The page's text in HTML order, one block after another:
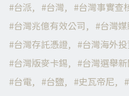
台派
台灣 台灣事實查
台灣兆億有效公司
台灣
台灣存託憑證
台灣海外
台灣版麥卡錫
台灣選舉
台電
台鹽 史瓦帝尼